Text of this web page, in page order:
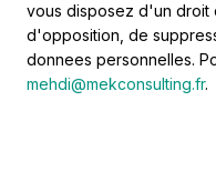
vous disposez d'un droit
d'opposition, de
donnees personnelles.
mehdi@mekconsulting.fr.